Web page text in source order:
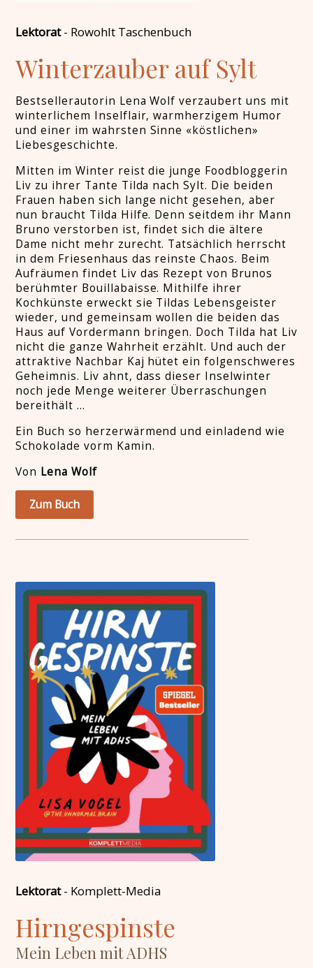
Lektorat- Rowohlt Taschenbuch
Winterzauber auf Sylt
Bestsellerautorin Lena Wolf verzaubert uns mit
winterlichem Inselflair, warmherzigem Humor
und einer im wahrsten Sinne «köstlichen»
Liebesgeschichte.
Mitten im Winter reist die junge Foodbloggerin
Liv zu ihrer Tante Tilda nach Sylt. Die beiden
Frauen haben sich lange nicht gesehen, aber
nun braucht Tilda Hilfe. Denn seitdem ihr Mann
Bruno verstorben ist, findet sich die ältere
Dame nicht mehr zurecht. Tatsächlich herrscht
in dem Friesenhaus das reinste Chaos. Beim
Aufräumen findet Liv das Rezept von Brunos
berühmter Bouillabaisse. Mithilfe ihrer
Kochkünste erweckt sie Tildas Lebensgeister
wieder, und gemeinsam wollen die beiden das
Haus auf Vordermann bringen. Doch Tilda hat Liv
nicht die ganze Wahrheit erzählt. Und auch der
attraktive Nachbar Kaj hütet ein folgenschweres
Geheimnis. Liv ahnt, dass dieser Inselwinter
noch jede Menge weiterer Überraschungen
bereithält ...
Ein Buch so herzerwärmend und einladend wie
Schokolade vorm Kamin.
Von Lena Wolf
Zum Buch
Lektorat- Komplett-Media
Hirngespinste
Mein Leben mit ADHS